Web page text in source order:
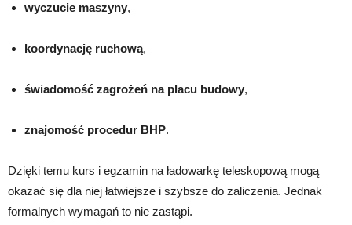
wyczucie maszyny,
koordynację ruchową,
świadomość zagrożeń na placu budowy,
znajomość procedur BHP.
Dzięki temu kurs i egzamin na ładowarkę teleskopową mogą
okazać się dla niej łatwiejsze i szybsze do zaliczenia. Jednak
formalnych wymagań to nie zastąpi.